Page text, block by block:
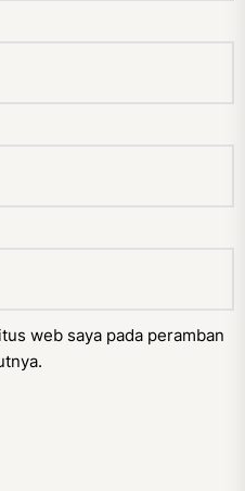
web saya pada peramban